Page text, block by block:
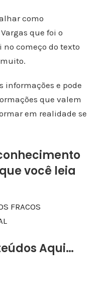
como
que foi o
começo do texto
informações e pode
que valem
em realidade se
você leia
FRACOS
Aqui…